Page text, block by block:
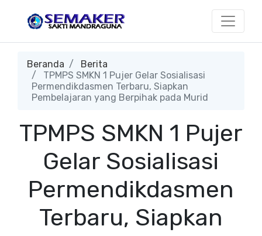
Beranda
Berita
TPMPS SMKN 1 Pujer Gelar Sosialisasi
Permendikdasmen Terbaru, Siapkan
Pembelajaran yang Berpihak pada Murid
TPMPS SMKN 1 Pujer
Gelar Sosialisasi
Permendikdasmen
Terbaru, Siapkan